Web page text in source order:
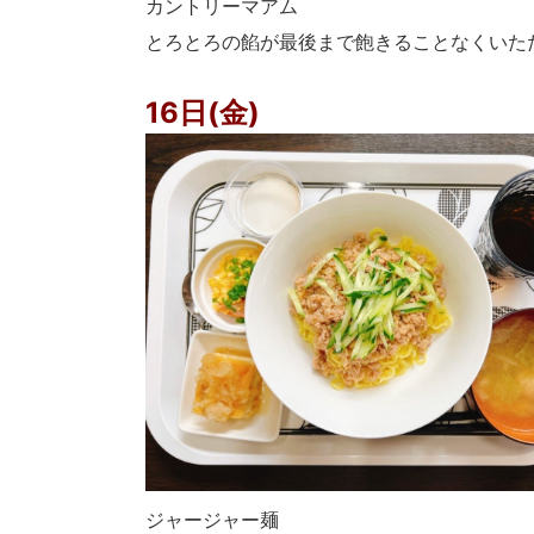
カントリーマアム
とろとろの餡が最後まで飽きることなくいた
16日(金)
ジャージャー麺